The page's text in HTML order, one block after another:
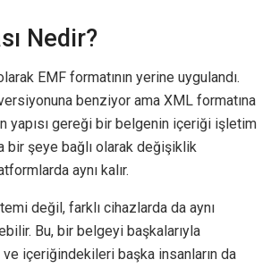
Nedir?
EMF formatının yerine uygulandı.
benziyor ama XML formatına
yapısı gereği bir belgenin içeriği işletim
bir şeye bağlı olarak değişiklik
aynı kalır.
değil, farklı cihazlarda da aynı
Bu, bir belgeyi başkalarıyla
içeriğindekileri başka insanların da